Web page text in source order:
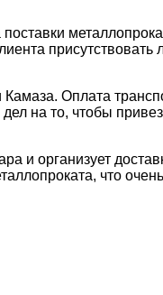
присутствовать
Оплата
на то, чтобы
и организует
что